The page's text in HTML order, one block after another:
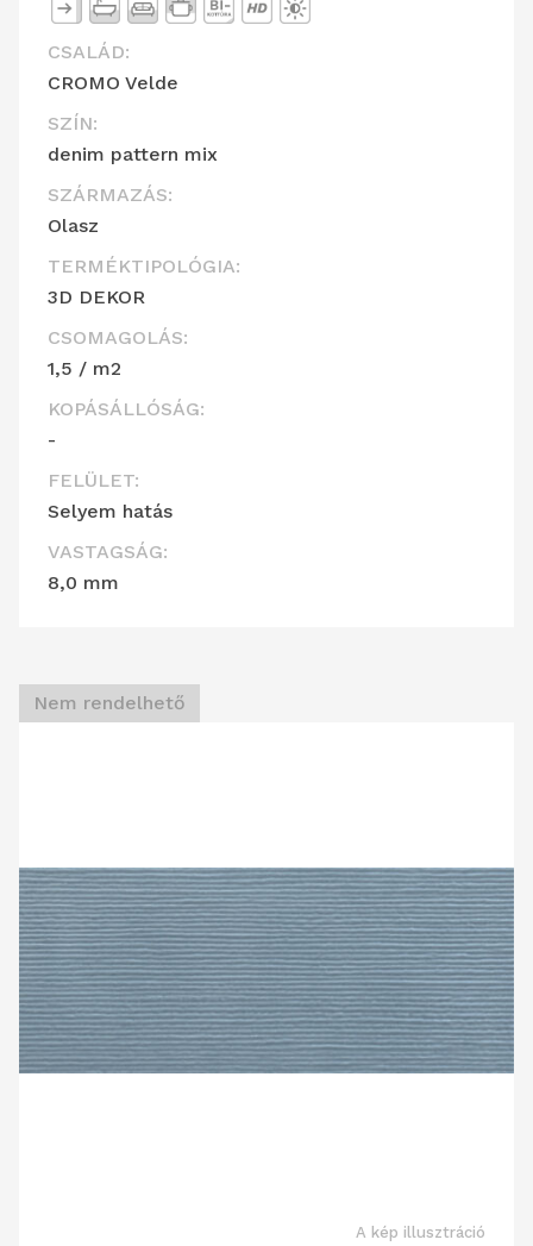
CSALÁD:
CROMO Velde
SZÍN:
denim pattern mix
SZÁRMAZÁS:
Olasz
TERMÉKTIPOLÓGIA:
3D DEKOR
CSOMAGOLÁS:
1,5 / m2
KOPÁSÁLLÓSÁG:
-
FELÜLET:
Selyem hatás
VASTAGSÁG:
8,0 mm
Nem rendelhető
A kép illusztráció